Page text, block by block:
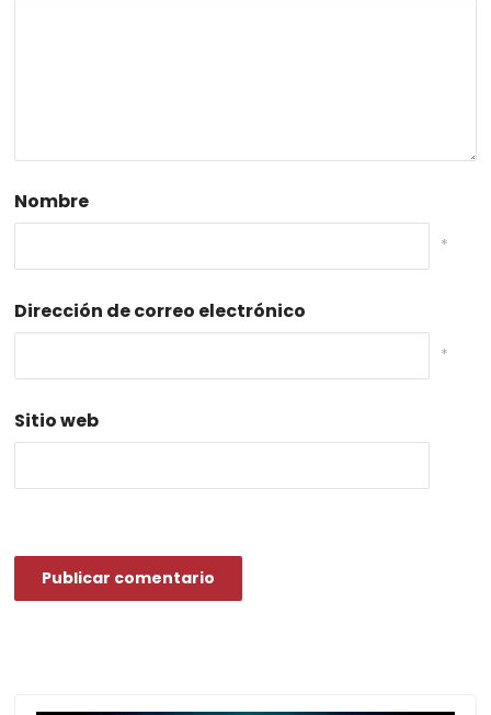
Nombre
*
Dirección de correo electrónico
*
Sitio web